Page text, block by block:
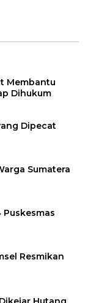
Membantu
Dihukum
Dipecat
Sumatera
Puskesmas
Resmikan